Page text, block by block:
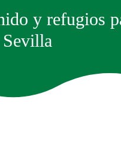
y refugios